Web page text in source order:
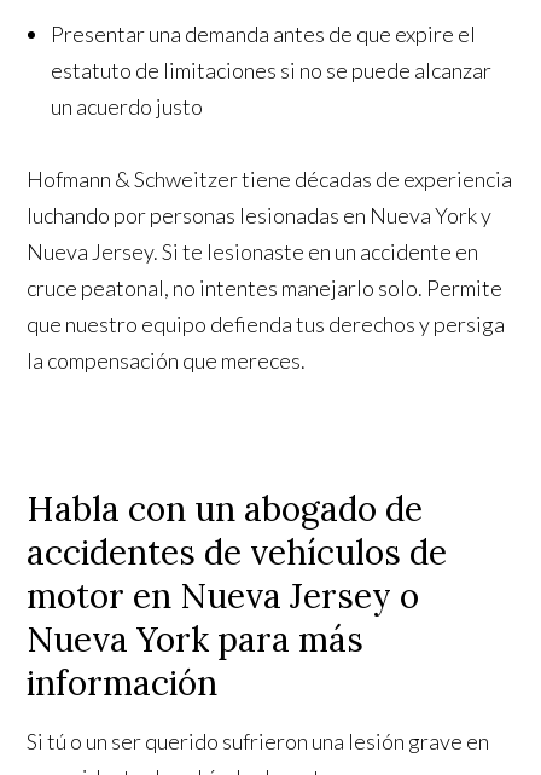
Presentar una demanda antes de que expire el
estatuto de limitaciones si no se puede alcanzar
un acuerdo justo
Hofmann & Schweitzer tiene décadas de experiencia
luchando por personas lesionadas en Nueva York y
Nueva Jersey. Si te lesionaste en un accidente en
cruce peatonal, no intentes manejarlo solo. Permite
que nuestro equipo defienda tus derechos y persiga
la compensación que mereces.
Habla con un abogado de
accidentes de vehículos de
motor en Nueva Jersey o
Nueva York para más
información
Si tú o un ser querido sufrieron una lesión grave en